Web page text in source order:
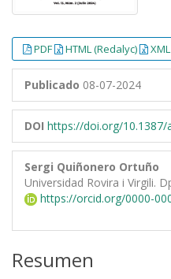
PDF HTML (Redalyc)
Publicado 08-07-2024
DOI https://doi.org/10.1387/
Sergi Quiñonero Ortuño
Universidad Rovira i Virgili.
https://orcid.org/0000-
Resumen